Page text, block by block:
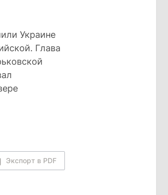
Украине
Глава
Экспорт в PDF